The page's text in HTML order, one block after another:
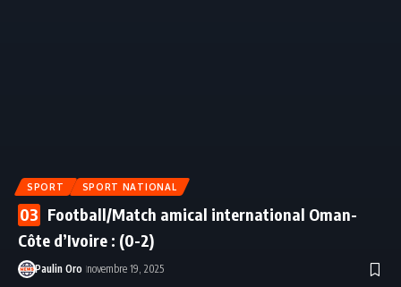
SPORT SPORT NATIONAL
Football/Match amical international Oman-
Côte d’Ivoire : (0-2)
Paulin Oro novembre 19, 2025